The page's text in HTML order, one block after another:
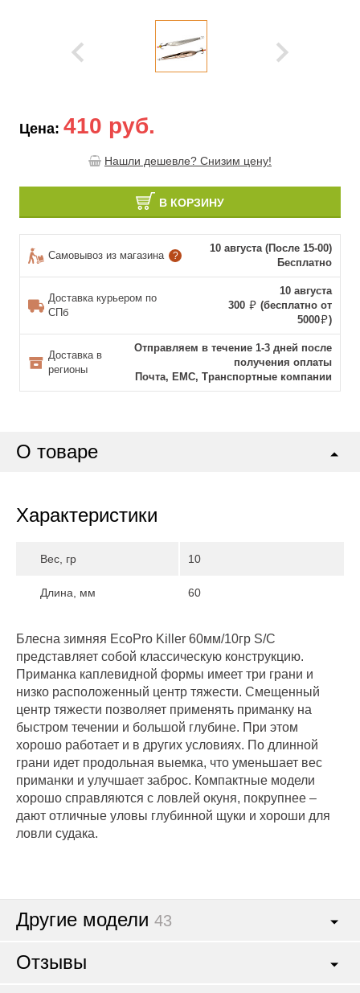
Цена: 410 руб.
Нашли дешевле? Снизим цену!
В КОРЗИНУ
Самовывоз из магазина ?
10 августа (После 15-00)
Бесплатно
Доставка курьером по
СПб
10 августа
300
(бесплатно от
5000
)
Доставка в
регионы
Отправляем в течение 1-3 дней после
получения оплаты
Почта, ЕМС, Транспортные компании
О товаре
Характеристики
Вес, гр 10
Длина, мм 60
Блесна зимняя EcoPro Killer 60мм/10гр S/C
представляет собой классическую конструкцию.
Приманка каплевидной формы имеет три грани и
низко расположенный центр тяжести. Смещенный
центр тяжести позволяет применять приманку на
быстром течении и большой глубине. При этом
хорошо работает и в других условиях. По длинной
грани идет продольная выемка, что уменьшает вес
приманки и улучшает заброс. Компактные модели
хорошо справляются с ловлей окуня, покрупнее –
дают отличные уловы глубинной щуки и хороши для
ловли судака.
Другие модели 43
Отзывы